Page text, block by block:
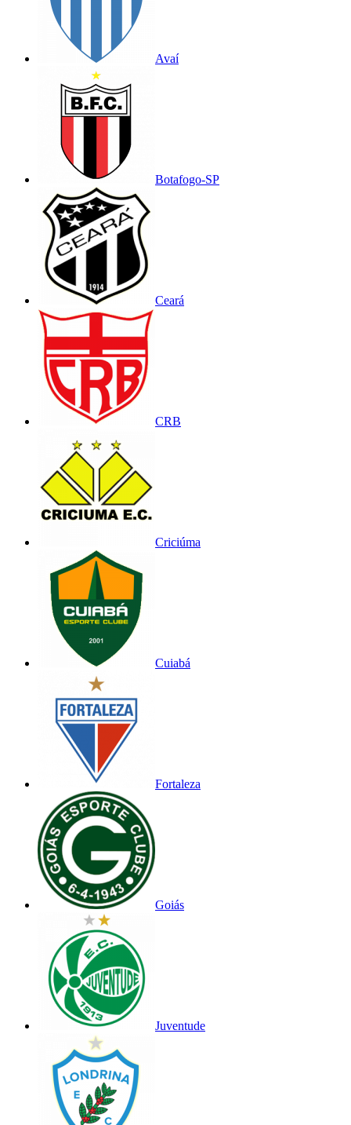
Avaí
Botafogo-SP
Ceará
CRB
Criciúma
Cuiabá
Fortaleza
Goiás
Juventude